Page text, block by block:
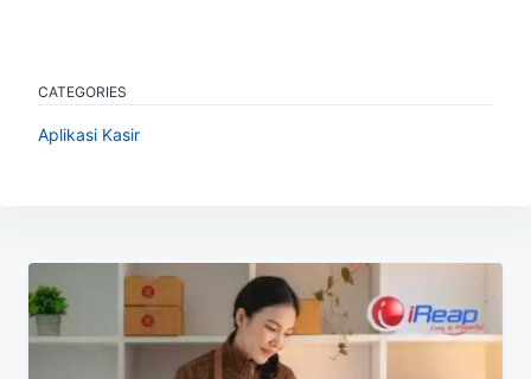
CATEGORIES
Aplikasi Kasir
pos